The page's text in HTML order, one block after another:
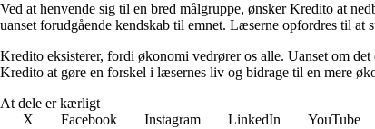
Ved at henvende sig til en bred målgruppe, ønsker Kredito at
uanset forudgående kendskab til emnet. Læserne opfordres til at
Kredito eksisterer, fordi økonomi vedrører os alle. Uanset om
Kredito at gøre en forskel i læsernes liv og bidrage til en mere
At dele er kærligt
X
Facebook Instagram LinkedIn YouTube